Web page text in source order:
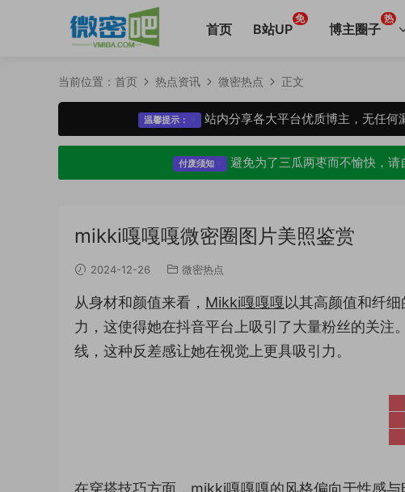
首页 B站UP
免
博主圈子
热
当前位置： 首页 热点资讯 微密热点 正文
温馨提示： 站内分享各大平台优质博主，无任何
付废须知 避免为了三瓜两枣而不愉快，请
mikki嘎嘎嘎微密圈图片美照鉴赏
2024-12-26 微密热点
从身材和颜值来看， Mikki嘎嘎嘎以其高颜值和纤
力，这使得她在抖音平台上吸引了大量粉丝的关注
线，这种反差感让她在视觉上更具吸引力。
在穿搭技巧方面，mikki嘎嘎嘎的风格偏向于性感